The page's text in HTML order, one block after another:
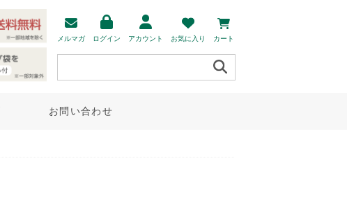
メルマガ ログイン アカウント お気に入り カート
お問い合わせ